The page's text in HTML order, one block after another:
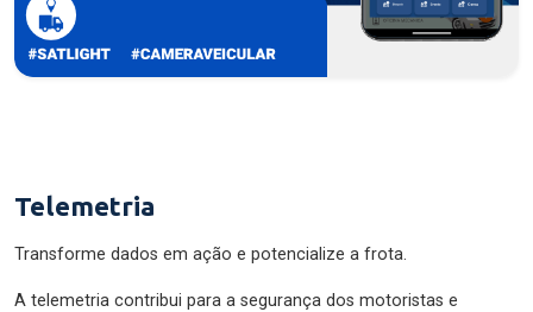
Telemetria
Transforme dados em ação e potencialize a frota.
A telemetria contribui para a segurança dos motoristas e